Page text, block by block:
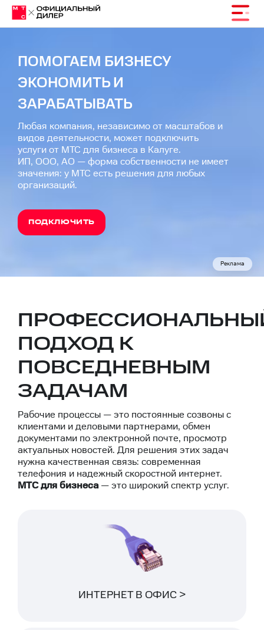
Корпоративный
МТС
для
бизнеса
и
юридических
лиц
ПОМОГАЕМ БИЗНЕСУ
ЭКОНОМИТЬ И
ЗАРАБАТЫВАТЬ
Любая компания, независимо от масштабов и
видов деятельности, может подключить
услуги от МТС для бизнеса в Калуге.
ИП, ООО, АО — форма собственности не имеет
значения: у МТС есть решения для любых
организаций.
ПОДКЛЮЧИТЬ
Реклама
ПОДХОД К
ПОВСЕДНЕВНЫМ
ЗАДАЧАМ
Рабочие процессы — это постоянные созвоны с
клиентами и деловыми партнерами, обмен
документами по электронной почте, просмотр
актуальных новостей. Для решения этих задач
нужна качественная связь: современная
телефония и надежный скоростной интернет.
МТС для бизнеса— это широкий спектр услуг.
ИНТЕРНЕТ В ОФИС >